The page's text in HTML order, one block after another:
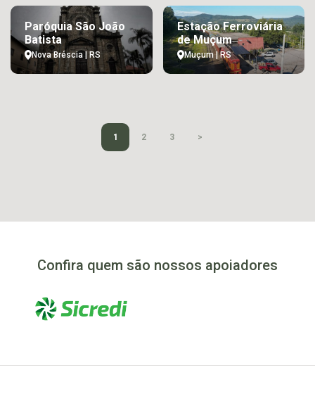
Paróquia São João
Batista
Nova Bréscia | RS
Estação Ferroviária
de Muçum
Muçum | RS
1 2 3
Confira quem são nossos apoiadores